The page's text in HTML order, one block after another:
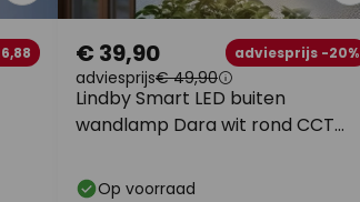
Lindby Smart LED buiten
wandlamp Dara wit rond CCT
€ 39,90 adviesprijs -20%
adviesprijs€ 49,90
Op voorraad